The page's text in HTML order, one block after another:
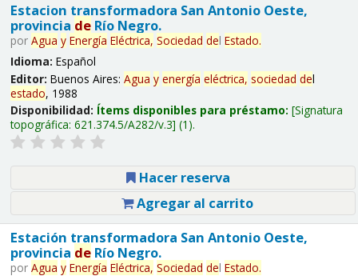
Estacion transformadora San Antonio Oeste,
provincia deRío Negro.
por Agua y Energía Eléctrica, Sociedad del Estado.
Idioma: Español
Editor: Buenos Aires: Agua y energía eléctrica, sociedad del
estado, 1988
Disponibilidad: Ítems disponibles para préstamo: Signatura
topográfica: 621.374.5/A282/v.3 (1).
Hacer reserva
Agregar al carrito
Estación transformadora San Antonio Oeste,
provincia deRío Negro.
por Agua y Energía Eléctrica, Sociedad del Estado.